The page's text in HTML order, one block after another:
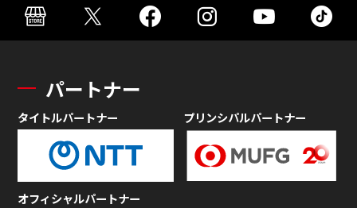
パートナー
タイトルパートナー プリンシパルパートナー
オフィシャルパートナー